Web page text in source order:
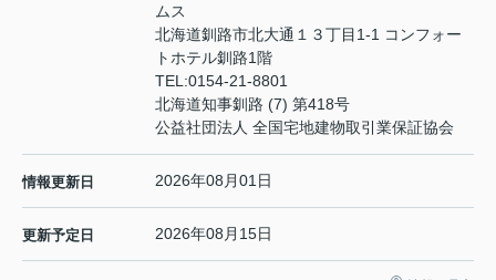
ムス
北海道釧路市北大通１３丁目1-1 コンフォー
トホテル釧路1階
TEL:0154-21-8801
北海道知事釧路 (7) 第418号
公益社団法人 全国宅地建物取引業保証協会
情報更新日 2026年08月01日
更新予定日 2026年08月15日